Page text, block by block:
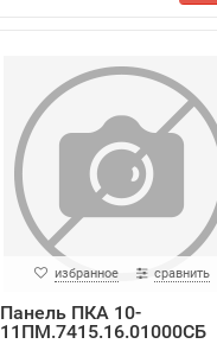
избранное сравнить
Панель ПКА 10-
11ПМ.7415.16.01000СБ